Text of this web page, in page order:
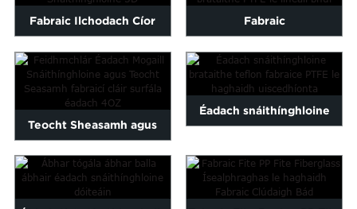
Fabraic Ilchodach Cíor
Mheala Fite Gloine E...
Fabraic
féinghreamaitheach
fiberglass brataithe PTFE ...
Teocht Sheasamh agus
Éadach Mogalra
Fiberglass...
Éadach snáithínghloine
PTFE le haghaidh ...